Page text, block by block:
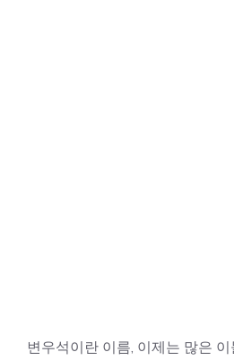
변우석이란 이름, 이제는 많은